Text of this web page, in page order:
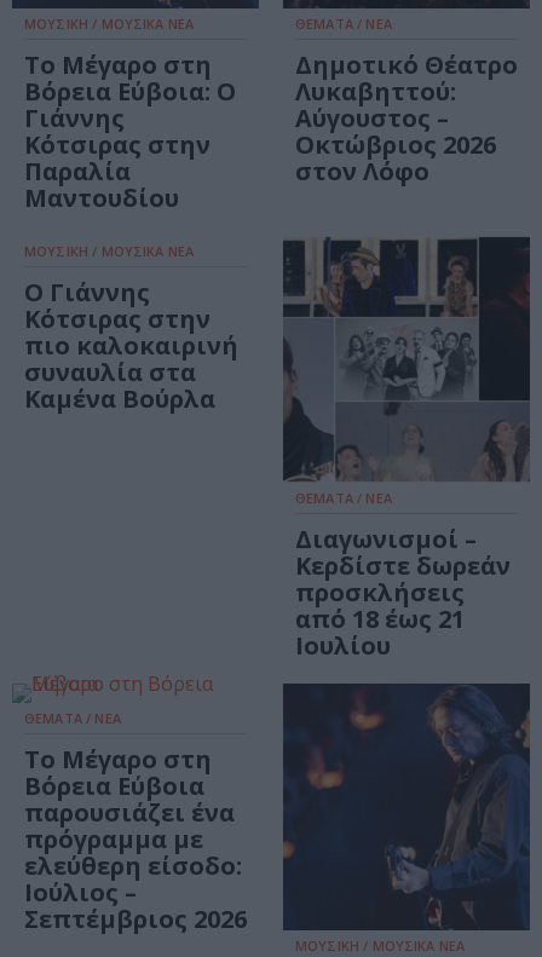
ΜΟΥΣΙΚΗ / ΜΟΥΣΙΚΑ ΝΕΑ
Το Μέγαρο στη
Βόρεια Εύβοια: Ο
Γιάννης
Κότσιρας στην
Παραλία
Μαντουδίου
ΘΕΜΑΤΑ / ΝΕΑ
Δημοτικό Θέατρο
Λυκαβηττού:
Αύγουστος –
Οκτώβριος 2026
στον Λόφο
ΜΟΥΣΙΚΗ / ΜΟΥΣΙΚΑ ΝΕΑ
O Γιάννης
Κότσιρας στην
πιο καλοκαιρινή
συναυλία στα
Καμένα Βούρλα
ΘΕΜΑΤΑ / ΝΕΑ
Διαγωνισμοί –
Κερδίστε δωρεάν
προσκλήσεις
από 18 έως 21
Ιουλίου
ΘΕΜΑΤΑ / ΝΕΑ
Το Μέγαρο στη
Βόρεια Εύβοια
παρουσιάζει ένα
πρόγραμμα με
ελεύθερη είσοδο:
Ιούλιος –
Σεπτέμβριος 2026
ΜΟΥΣΙΚΗ / ΜΟΥΣΙΚΑ ΝΕΑ